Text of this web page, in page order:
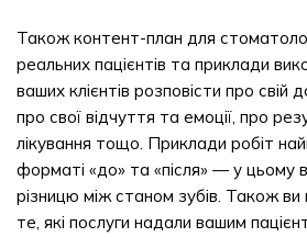
Також контент-план для
реальних пацієнтів та приклади
ваших клієнтів розповісти про свій
про свої відчуття та емоції, про
лікування тощо. Приклади робіт
форматі «до» та «після» — у цьому
різницю між станом зубів. Також
те, які послуги надали вашим